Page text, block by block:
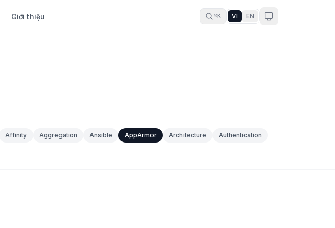
Giới thiệu ⌘K VI EN
Affinity Aggregation Ansible AppArmor Architecture
Authentication